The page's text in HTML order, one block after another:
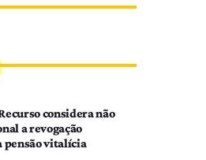
considera não
a revogação
pensão vitalícia